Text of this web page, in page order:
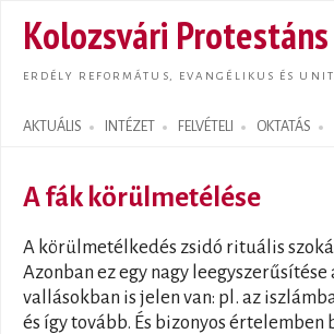
Kolozsvári
ERDÉLY REFORMÁTUS, EVANGÉLIKUS ÉS
AKTUÁLIS INTÉZET FELVÉTELI OKTATÁS
Search form
A fák körülmetélése
A körülmetélkedés zsidó rituális
Azonban ez egy nagy
vallásokban is jelen van: pl. az
és így tovább. És bizonyos értelemben